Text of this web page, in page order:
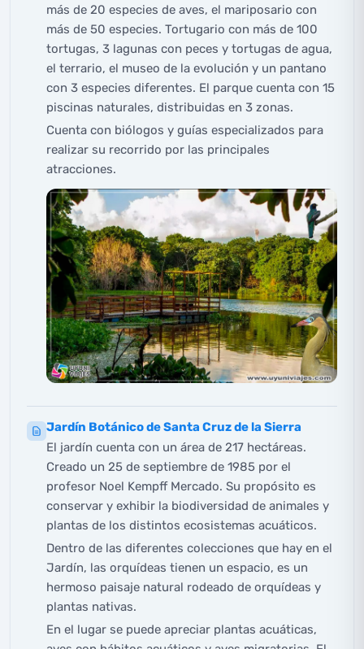
más de 20 especies de aves, el mariposario con
más de 50 especies. Tortugario con más de 100
tortugas, 3 lagunas con peces y tortugas de agua,
el terrario, el museo de la evolución y un pantano
con 3 especies diferentes. El parque cuenta con 15
piscinas naturales, distribuidas en 3 zonas.
Cuenta con biólogos y guías especializados para
realizar su recorrido por las principales
atracciones.
Jardín Botánico de Santa Cruz de la Sierra
El jardín cuenta con un área de 217 hectáreas.
Creado un 25 de septiembre de 1985 por el
profesor Noel Kempff Mercado. Su propósito es
conservar y exhibir la biodiversidad de animales y
plantas de los distintos ecosistemas acuáticos.
Dentro de las diferentes colecciones que hay en el
Jardín, las orquídeas tienen un espacio, es un
hermoso paisaje natural rodeado de orquídeas y
plantas nativas.
En el lugar se puede apreciar plantas acuáticas,